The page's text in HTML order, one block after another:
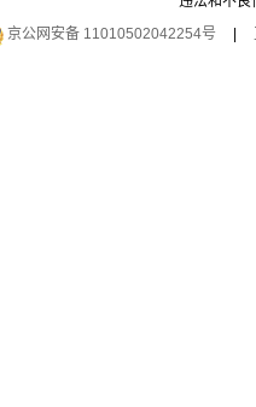
京公网安备 11010502042254号